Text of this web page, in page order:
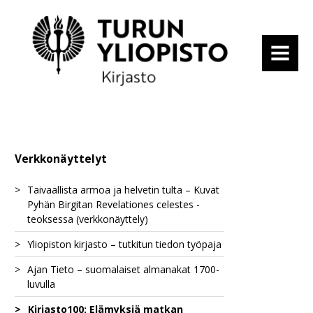
MENU
Verkkonäyttelyt
Taivaallista armoa ja helvetin tulta – Kuvat
Pyhän Birgitan Revelationes celestes -
teoksessa (verkkonäyttely)
Birgitan uudistusagenda
Ilmestys uudesta luostarisäännöstä
Birgittalaissäännön erityisyys
Taivaan ja maan välillä
Hurskas elämä perisynnin varjossa
Birgitan rippi-isät
Yliopiston kirjasto – tutkitun tiedon työpaja
Näkökulmia avoimeen tieteeseen
Avoin tiede historiantutkijan työssä
Tutkittu tieto ja informaatiolukutaito
Ajan Tieto – suomalaiset almanakat 1700-
luvulla
Valistavat almanakat
Kirjasto100: Elämyksiä matkan